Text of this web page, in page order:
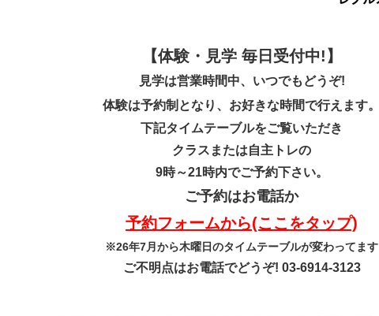
【体験・見学 毎日受付中!】
見学は営業時間中、いつでもどうぞ!
体験は予約制となり、お好きな時間で行えます。
下記タイムテーブルをご覧いただき
クラスまたは自主トレの
9時～21時内でご予約下さい。
ご予約はお電話か
予約フォームから(ここをタップ)
※26年7月から木曜日のタイムテーブルが変わってます
ご不明点はお電話でどうぞ! 03‐6914‐3123